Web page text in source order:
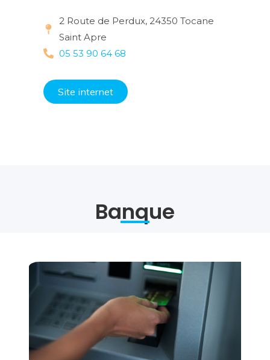
2 Route de Perdux, 24350 Tocane
Saint Apre
05 53 90 64 68
Site internet
Banque